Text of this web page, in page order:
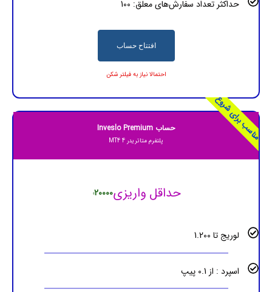
حداکثر تعداد سفارش‌های معلق: 100
افتتاح حساب
احتمالا نیاز به فیلتر شکن
مناسب برای شروع حساب Inveslo Premium
پلتفرم متاتریدر 4 MT4
$20000حداقل واریزی
لوریج تا 1.200
اسپرد : از 0.1 پیپ